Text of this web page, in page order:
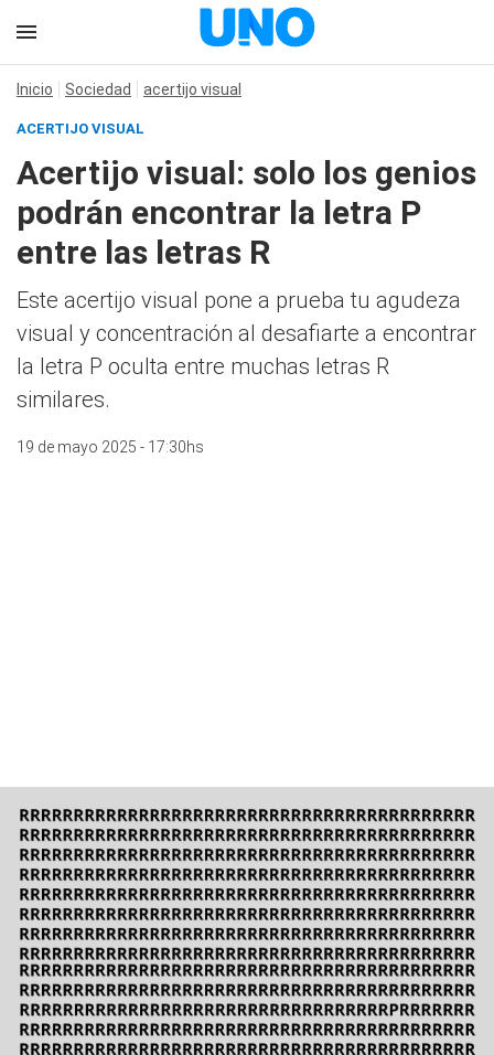
Inicio Sociedad acertijo visual
ACERTIJO VISUAL
Acertijo visual: solo los genios
podrán encontrar la letra P
entre las letras R
Este acertijo visual pone a prueba tu agudeza
visual y concentración al desafiarte a encontrar
la letra P oculta entre muchas letras R
similares.
19 de mayo 2025 - 17:30hs